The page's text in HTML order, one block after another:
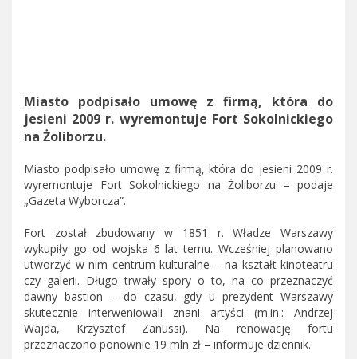
Miasto podpisało umowę z firmą, która do
jesieni 2009 r. wyremontuje Fort Sokolnickiego
na Żoliborzu.
Miasto podpisało umowę z firmą, która do jesieni 2009 r.
wyremontuje Fort Sokolnickiego na Żoliborzu – podaje
„Gazeta Wyborcza”.
Fort został zbudowany w 1851 r. Władze Warszawy
wykupiły go od wojska 6 lat temu. Wcześniej planowano
utworzyć w nim centrum kulturalne – na kształt kinoteatru
czy galerii. Długo trwały spory o to, na co przeznaczyć
dawny bastion – do czasu, gdy u prezydent Warszawy
skutecznie interweniowali znani artyści (m.in.: Andrzej
Wajda, Krzysztof Zanussi). Na renowację fortu
przeznaczono ponownie 19 mln zł – informuje dziennik.